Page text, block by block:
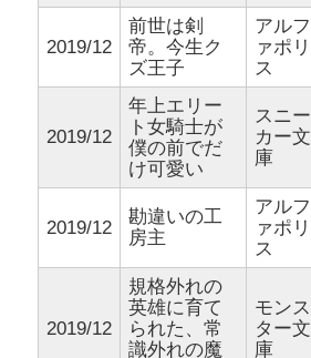
2019/12
前世は剣
帝。今生ク
ズ王子
アルフ
ァポリ
ス
2019/12
年上エリー
ト女騎士が
僕の前でだ
け可愛い
スニー
カー文
庫
2019/12
勘違いの工
房主
アルフ
ァポリ
ス
2019/12
規格外れの
英雄に育て
られた、常
識外れの魔
モンス
ター文
庫